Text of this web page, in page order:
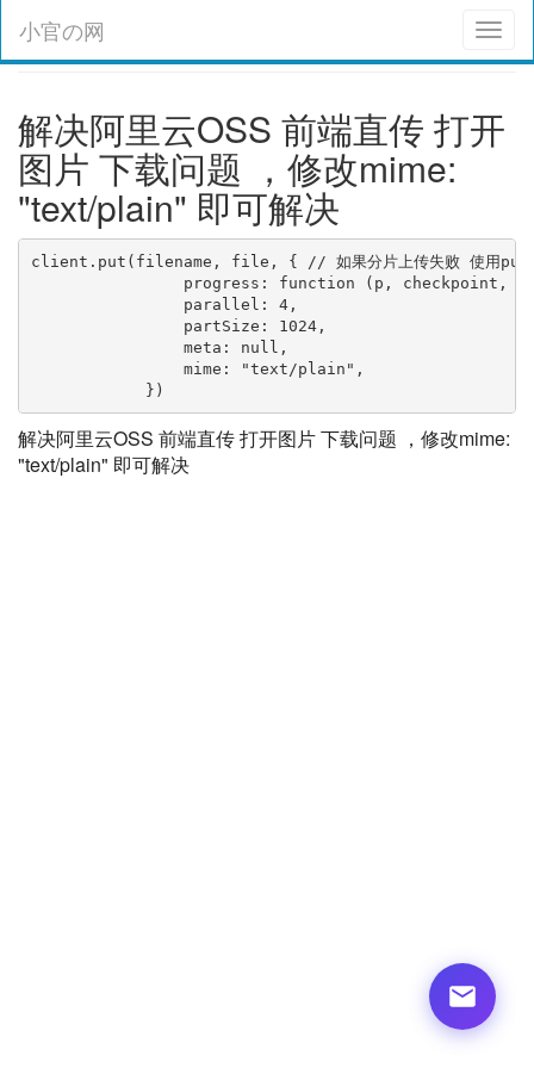
小官の网
解决阿里云OSS 前端直传 打开
图片 下载问题 ，修改mime:
"text/plain" 即可解决
client.put(filename, file, { // 如果分片上传失败 使用put
progress: function (p, checkpoint,
parallel: 4,
partSize: 1024,
meta: null,
mime: "text/plain",
})
解决阿里云OSS 前端直传 打开图片 下载问题 ，修改mime:
"text/plain" 即可解决